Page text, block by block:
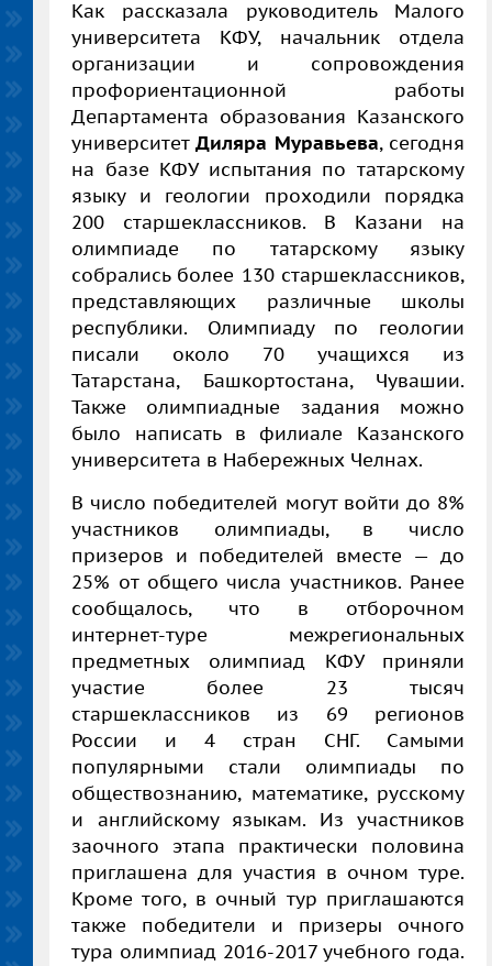
Как рассказала руководитель Малого
университета КФУ, начальник отдела
организации и сопровождения
профориентационной работы
Департамента образования Казанского
университетДиляра Муравьева, сегодня
на базе КФУ испытания по татарскому
языку и геологии проходили порядка
200 старшеклассников. В Казани на
олимпиаде по татарскому языку
собрались более 130 старшеклассников,
представляющих различные школы
республики. Олимпиаду по геологии
писали около 70 учащихся из
Татарстана, Башкортостана, Чувашии.
Также олимпиадные задания можно
было написать в филиале Казанского
университета в Набережных Челнах.
В число победителей могут войти до 8%
участников олимпиады, в число
призеров и победителей вместе — до
25% от общего числа участников. Ранее
сообщалось, что в отборочном
интернет-туре межрегиональных
предметных олимпиад КФУ приняли
участие более 23 тысяч
старшеклассников из 69 регионов
России и 4 стран СНГ. Самыми
популярными стали олимпиады по
обществознанию, математике, русскому
и английскому языкам. Из участников
заочного этапа практически половина
приглашена для участия в очном туре.
Кроме того, в очный тур приглашаются
также победители и призеры очного
тура олимпиад 2016-2017 учебного года.